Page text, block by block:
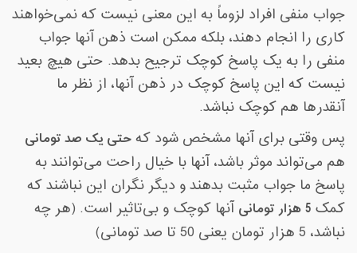
جواب منفی افراد لزوماً به این معنی نیست که نمی‌خواهند
کاری را انجام دهند، بلکه ممکن است ذهن آنها جواب
منفی را به یک پاسخ کوچک ترجیح بدهد. حتی هیچ بعید
نیست که این پاسخ کوچک در ذهن آنها، از نظر ما
آنقدرها هم کوچک نباشد.
پس وقتی برای آنها مشخص شود کهحتی یک صد تومانی
هم می‌تواند موثر باشد، آنها با خیال راحت می‌توانند به
پاسخ ما جواب مثبت بدهند و دیگر نگران این نباشند که
کمک 5هزار تومانی آنها کوچک و بی‌تاثیر است. (هر چه
نباشد، 5 هزار تومان یعنی 50 تا صد تومانی)